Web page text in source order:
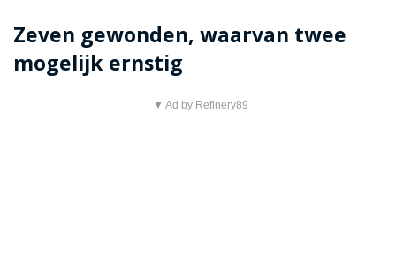
Zeven gewonden, waarvan twee
mogelijk ernstig
▼ Ad by Refinery89